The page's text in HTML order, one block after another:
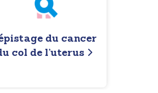
du cancer
col de l’uterus